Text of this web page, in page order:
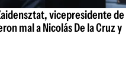
vicepresidente de
mal a Nicolás De la Cruz y